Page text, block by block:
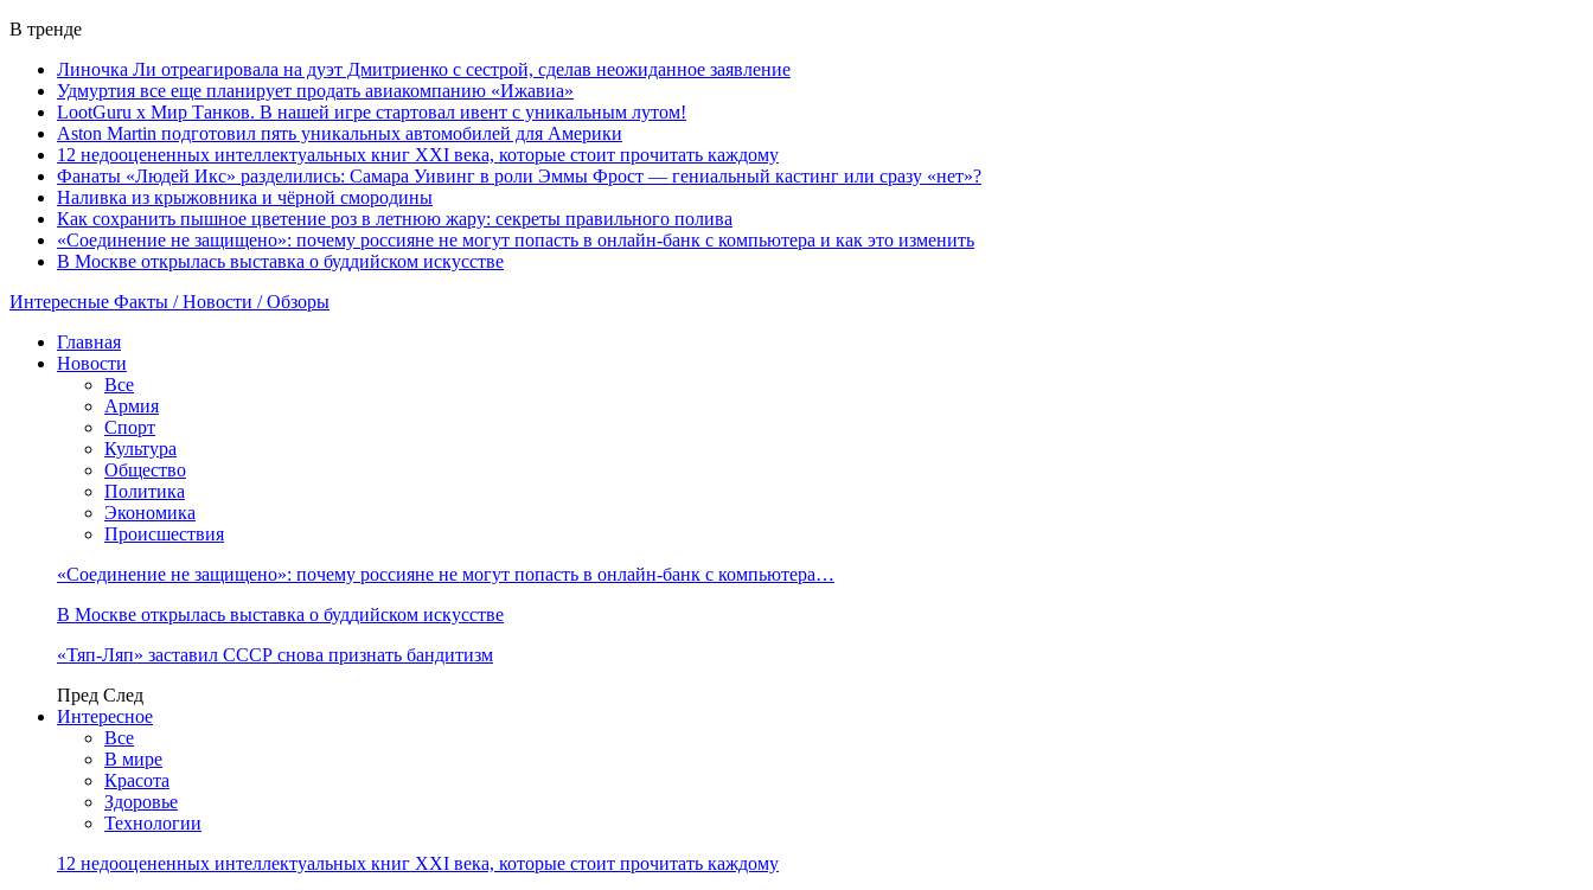
В тренде
Линочка Ли отреагировала на дуэт Дмитриенко с сестрой, сделав неожиданное заявление
Удмуртия все еще планирует продать авиакомпанию «Ижавиа»
LootGuru x Мир Танков. В нашей игре стартовал ивент с уникальным лутом!
Aston Martin подготовил пять уникальных автомобилей для Америки
12 недооцененных интеллектуальных книг XXI века, которые стоит прочитать каждому
Фанаты «Людей Икс» разделились: Самара Уивинг в роли Эммы Фрост — гениальный кастинг или сразу «нет»?
Наливка из крыжовника и чёрной смородины
Как сохранить пышное цветение роз в летнюю жару: секреты правильного полива
«Соединение не защищено»: почему россияне не могут попасть в онлайн-банк с компьютера и как это изменить
В Москве открылась выставка о буддийском искусстве
Интересные Факты / Новости / Обзоры
Главная
Новости
Все
Армия
Спорт
Культура
Общество
Политика
Экономика
Происшествия
«Соединение не защищено»: почему россияне не могут попасть в онлайн-банк с компьютера…
В Москве открылась выставка о буддийском искусстве
«Тяп-Ляп» заставил СССР снова признать бандитизм
Пред След
Интересное
Все
В мире
Красота
Здоровье
Технологии
12 недооцененных интеллектуальных книг XXI века, которые стоит прочитать каждому